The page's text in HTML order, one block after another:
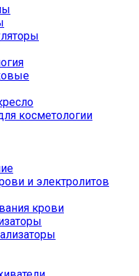
косметологии
и электролитов
крови